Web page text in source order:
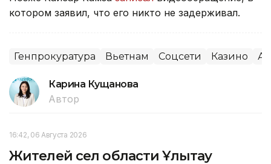
котором заявил, что его никто не задерживал.
Генпрокуратура Вьетнам Соцсети Казино
Карина Кущанова
Автор
16:42, 06 Августа 2026
Жителей сел области Ұлытау